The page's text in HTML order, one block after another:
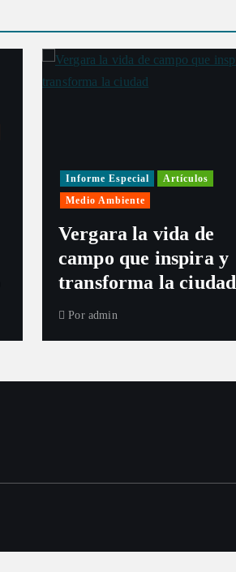
Informe Especial
Artículos
Medio Ambiente
Vergara la vida de
campo que inspira y
transforma la ciudad
Por admin